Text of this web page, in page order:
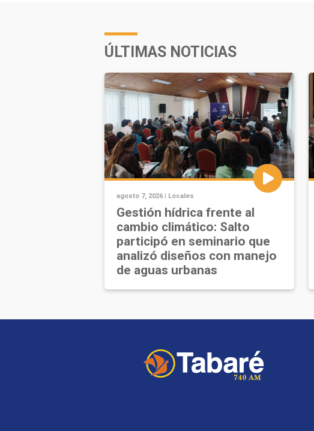
ÚLTIMAS NOTICIAS
agosto 7, 2026 | Locales
Gestión hídrica frente al
cambio climático: Salto
participó en seminario que
analizó diseños con manejo
de aguas urbanas